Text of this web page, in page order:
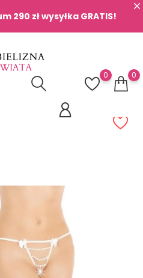
290 zł wysyłka GRATIS!
0
0